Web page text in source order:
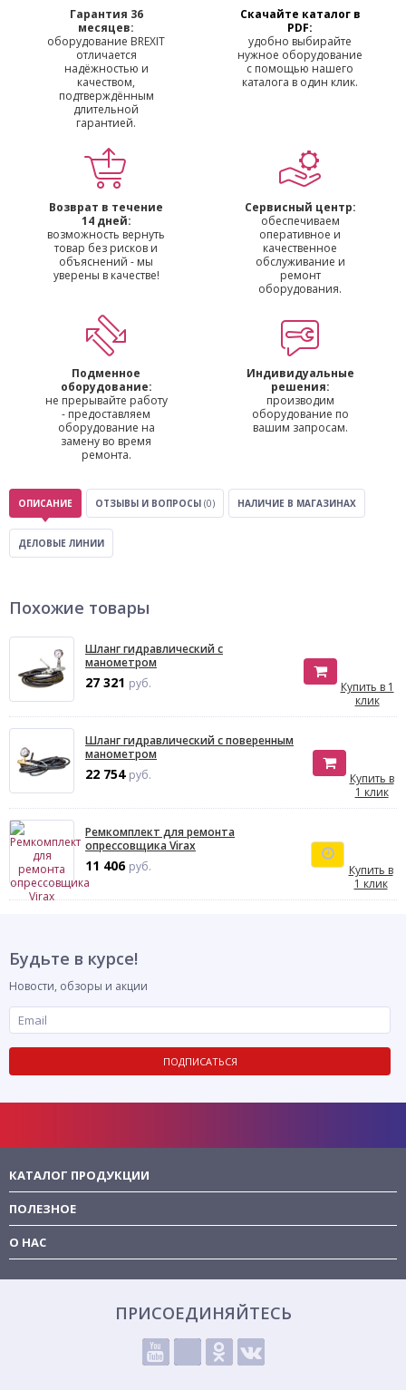
Гарантия 36
месяцев:
оборудование BREXIT
отличается
надёжностью и
качеством,
подтверждённым
длительной
гарантией.
Скачайте каталог в
PDF:
удобно выбирайте
нужное оборудование
с помощью нашего
каталога в один клик.
Возврат в течение
14 дней:
возможность вернуть
товар без рисков и
объяснений - мы
уверены в качестве!
Сервисный центр:
обеспечиваем
оперативное и
качественное
обслуживание и
ремонт
оборудования.
Подменное
оборудование:
не прерывайте работу
- предоставляем
оборудование на
замену во время
ремонта.
Индивидуальные
решения:
производим
оборудование по
вашим запросам.
ОПИСАНИЕ ОТЗЫВЫ И ВОПРОСЫ (0) НАЛИЧИЕ В МАГАЗИНАХ
ДЕЛОВЫЕ ЛИНИИ
Похожие товары
Шланг гидравлический с
манометром
27 321 руб.
Купить в 1
клик
Шланг гидравлический с поверенным
манометром
22 754 руб.
Купить в
1 клик
Ремкомплект для ремонта
опрессовщика Virax
11 406 руб.
Купить в
1 клик
Будьте в курсе!
Новости, обзоры и акции
ПОДПИСАТЬСЯ
КАТАЛОГ ПРОДУКЦИИ
ПОЛЕЗНОЕ
О НАС
ПРИСОЕДИНЯЙТЕСЬ